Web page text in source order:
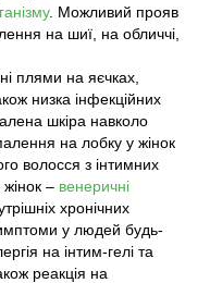
. Можливий прояв
на шиї, на обличчі,
плями на яєчках,
низка інфекційних
шкіра навколо
на лобку у жінок
волосся з інтимних
– венеричні
хронічних
у людей будь-
на інтим-гелі та
реакція на